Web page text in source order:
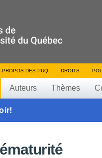
PROPOS DES PUQ DROITS
Auteurs Thèmes